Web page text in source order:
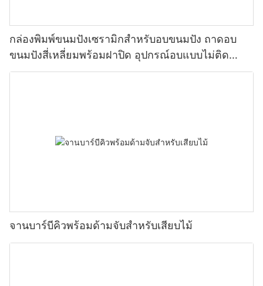
กล่องพิมพ์ขนมปังเซรามิกสำหรับอบขนมปัง ถาดอบ
ขนมปังสี่เหลี่ยมพร้อมฝาปิด อุปกรณ์อบแบบไม่ติด
กระทะ
จานบาร์บีคิวพร้อมด้ามจับสำหรับเสียบไม้